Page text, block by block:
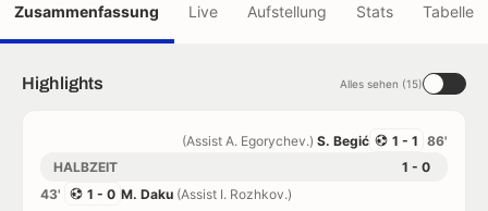
Zusammenfassung Live Aufstellung Stats Tabelle
Highlights Alles sehen (15)
86'
1 - 1
(Assist A. Egorychev.) S. Begić
HALBZEIT
1 - 0
43'
1 - 0 M. Daku (Assist I. Rozhkov.)